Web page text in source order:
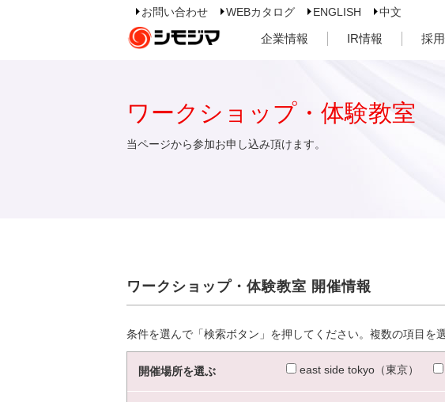
お問い合わせ WEBカタログ ENGLISH 中文
企業情報 IR情報 採
ワークショップ・体験教室
当ページから参加お申し込み頂けます。
ワークショップ・体験教室 開催情報
条件を選んで「検索ボタン」を押してください。複数の項目を
開催場所を選ぶ east side tokyo（東京）